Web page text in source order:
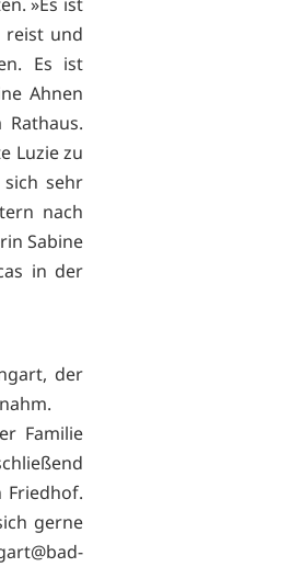
reist und
Es ist
Ahnen
Luzie zu
sehr
nach
Sabine
in der
der
Familie
Friedhof.
gerne